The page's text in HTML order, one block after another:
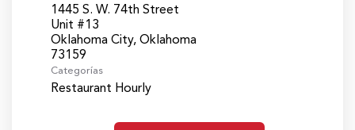
1445 S. W. 74th Street
Unit #13
Oklahoma City, Oklahoma
Categorías
Restaurant Hourly